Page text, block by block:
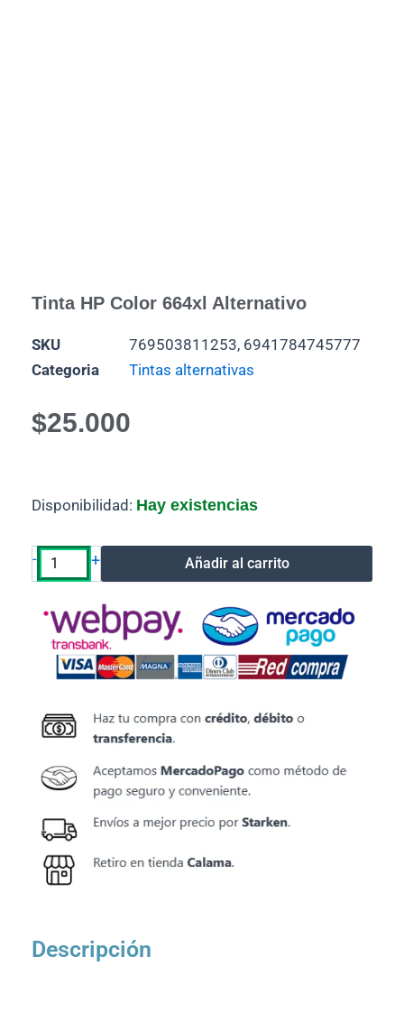
Tinta HP Color 664xl Alternativo
SKU
769503811253, 6941784745777
Categoria
Tintas alternativas
$25.000
Disponibilidad: Hay existencias
-
Tinta
664xl
Alternativo
+ Añadir al carrito
Descripción